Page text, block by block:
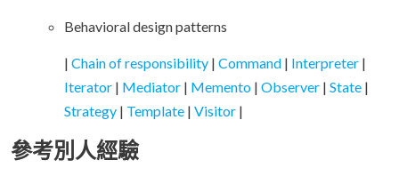
Behavioral design patterns
| Chain of responsibility | Command | Interpreter |
Iterator | Mediator | Memento | Observer | State |
Strategy | Template | Visitor |
參考別人經驗